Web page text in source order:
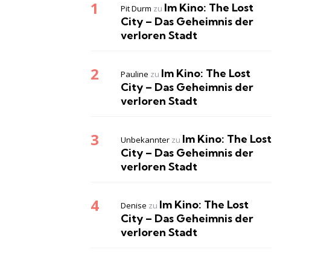
Pit Durm zu Im Kino: The Lost
City – Das Geheimnis der
verloren Stadt
Pauline zu Im Kino: The Lost
City – Das Geheimnis der
verloren Stadt
Unbekannter zu Im Kino: The Lost
City – Das Geheimnis der
verloren Stadt
Denise zu Im Kino: The Lost
City – Das Geheimnis der
verloren Stadt